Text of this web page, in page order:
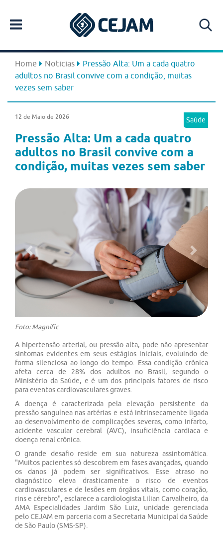
Home Noticias
Pressão Alta: Um a cada quatro
adultos no Brasil convive com a condição, muitas
vezes sem saber
Saúde
12 de Maio de 2026
Pressão Alta: Um a cada quatro
adultos no Brasil convive com a
condição, muitas vezes sem saber
Previous Next
Foto: Magnific
A hipertensão arterial, ou pressão alta, pode não apresentar
sintomas evidentes em seus estágios iniciais, evoluindo de
forma silenciosa ao longo do tempo. Essa condição crônica
afeta cerca de 28% dos adultos no Brasil, segundo o
Ministério da Saúde, e é um dos principais fatores de risco
para eventos cardiovasculares graves.
A doença é caracterizada pela elevação persistente da
pressão sanguínea nas artérias e está intrinsecamente ligada
ao desenvolvimento de complicações severas, como infarto,
acidente vascular cerebral (AVC), insuficiência cardíaca e
doença renal crônica.
O grande desafio reside em sua natureza assintomática.
"Muitos pacientes só descobrem em fases avançadas, quando
os danos já podem ser significativos. Esse atraso no
diagnóstico eleva drasticamente o risco de eventos
cardiovasculares e de lesões em órgãos vitais, como coração,
rins e cérebro", esclarece a cardiologista Lilian Carvalheiro, da
AMA Especialidades Jardim São Luiz, unidade gerenciada
pelo CEJAM em parceria com a Secretaria Municipal da Saúde
de São Paulo (SMS-SP).